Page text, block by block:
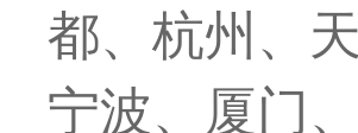
都、杭州、
宁波、厦门